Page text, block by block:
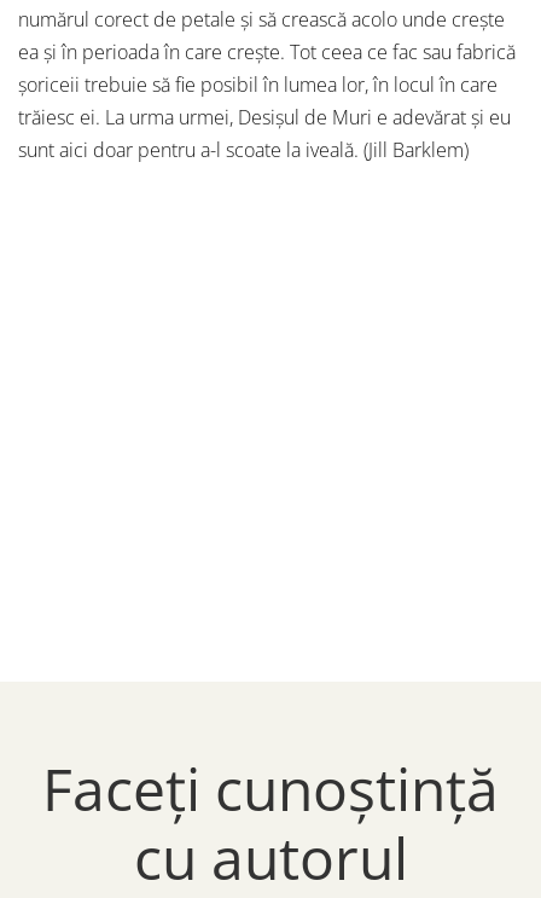
numărul corect de petale și să crească acolo unde crește
ea și în perioada în care crește. Tot ceea ce fac sau fabrică
șoriceii trebuie să fie posibil în lumea lor, în locul în care
trăiesc ei. La urma urmei, Desișul de Muri e adevărat și eu
sunt aici doar pentru a-l scoate la iveală. (Jill Barklem)
Faceți cunoștință
cu autorul